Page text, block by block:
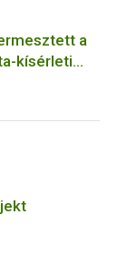
a
kísérleti